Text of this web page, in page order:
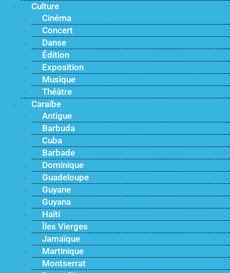
Culture
Cinéma
Concert
Danse
Édition
Exposition
Musique
Théâtre
Caraïbe
Antigue
Barbuda
Cuba
Barbade
Dominique
Guadeloupe
Guyane
Guyana
Haïti
Îles Vierges
Jamaïque
Martinique
Montserrat